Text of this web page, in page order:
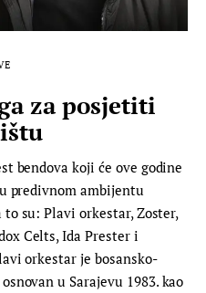
za posjetiti
bendova koji će ove godine
predivnom ambijentu
su: Plavi orkestar, Zoster,
Celts, Ida Prester i
orkestar je bosansko-
u Sarajevu 1983. kao